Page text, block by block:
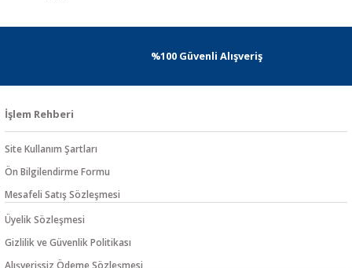
%100 Güvenli Alışveriş
İşlem Rehberi
Site Kullanım Şartları
Ön Bilgilendirme Formu
Mesafeli Satış Sözleşmesi
Üyelik Sözleşmesi
Gizlilik ve Güvenlik Politikası
Alışverişsiz Ödeme Sözleşmesi